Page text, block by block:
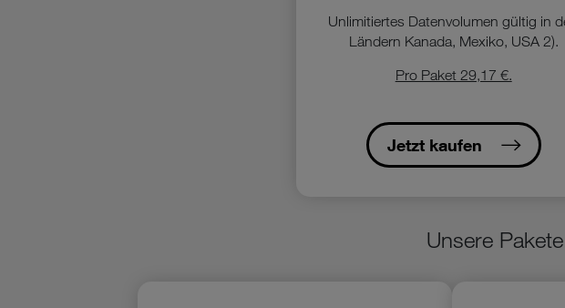
Unlimitiertes Datenvolumen gültig in
Ländern Kanada, Mexiko, USA 2).
Pro Paket 29,17 €.
Jetzt kaufen
Unsere